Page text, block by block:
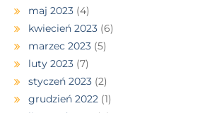
maj 2023 (4)
kwiecień 2023 (6)
marzec 2023 (5)
luty 2023 (7)
styczeń 2023 (2)
grudzień 2022 (1)